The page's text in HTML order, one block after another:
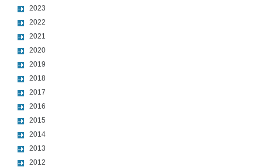
2023
2022
2021
2020
2019
2018
2017
2016
2015
2014
2013
2012